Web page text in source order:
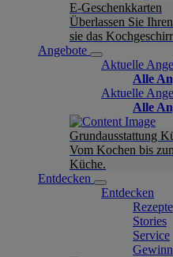
E-Geschenkkarten
Überlassen Sie
sie das
Angebote
Aktuelle
Alle
Aktuelle
Alle
Grundausstattung
Vom Kochen bis
Küche.
Entdecken
Entdecken
Rezepte
Stories
Service